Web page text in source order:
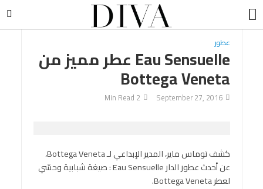
عطور
Eau Sensuelle عطر مميز من
Bottega Veneta
September 27, 2016
2 Min Read
كشف توماس ماير، المدير الإبداعي لـ Bottega Veneta،
عن أحدث عطور الدار Eau Sensuelle : صيغة شبابية وحسّي
لعطر Bottega Veneta.